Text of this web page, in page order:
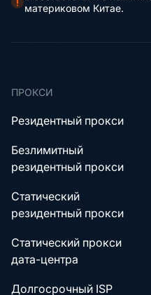
материковом Китае.
ПРОКСИ
Резидентный прокси
Безлимитный
резидентный прокси
Статический
резидентный прокси
Статический прокси
дата-центра
Долгосрочный ISP